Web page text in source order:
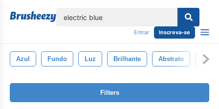
Entrar Inscreva-se
Azul Fundo Luz Brilhante Abstrato
Filters